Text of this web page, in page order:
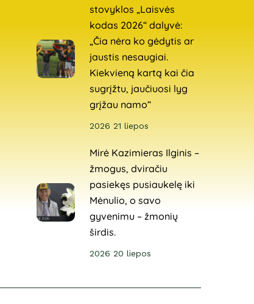
stovyklos „Laisvės
kodas 2026“ dalyvė:
„Čia nėra ko gėdytis ar
jaustis nesaugiai.
Kiekvieną kartą kai čia
sugrįžtu, jaučiuosi lyg
grįžau namo“
2026 21 liepos
Mirė Kazimieras Ilginis –
žmogus, dviračiu
pasiekęs pusiaukelę iki
Mėnulio, o savo
gyvenimu – žmonių
širdis.
2026 20 liepos